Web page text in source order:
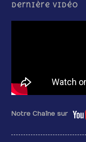
Dernière vidéo
Notre Chaîne sur